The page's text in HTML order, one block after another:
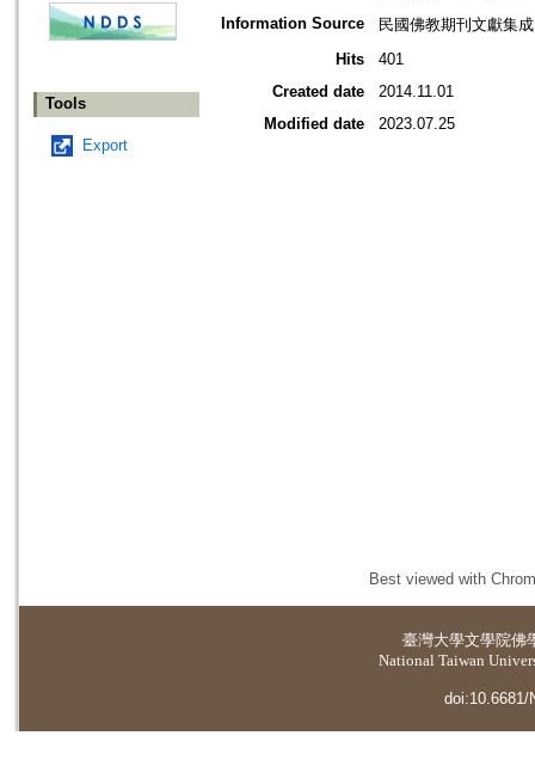
Tools
Export
Information Source
民國佛教期刊文獻集
Hits
401
Created date
2014.11.01
Modified date
2023.07.25
Best viewed with
臺灣大學文學院佛
National Taiwan
doi:10.6681/